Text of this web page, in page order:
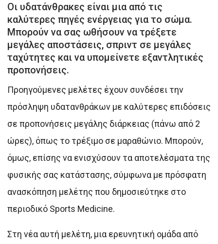
Οι υδατάνθρακες είναι μια από τις
καλύτερες πηγές ενέργειας για το σώμα.
Μπορούν να σας ωθήσουν να τρέξετε
μεγάλες αποστάσεις, σπριντ σε μεγάλες
ταχύτητες και να υπομείνετε εξαντλητικές
προπονήσεις.
Προηγούμενες μελέτες έχουν συνδέσει την
πρόσληψη υδατανθράκων με καλύτερες επιδόσεις
σε προπονήσεις μεγάλης διάρκειας (πάνω από 2
ώρες), όπως το τρέξιμο σε μαραθώνιο. Μπορούν,
όμως, επίσης να ενισχύσουν τα αποτελέσματα της
φυσικής σας κατάστασης, σύμφωνα με πρόσφατη
ανασκόπηση μελέτης που δημοσιεύτηκε στο
περιοδικό Sports Medicine.
Στη νέα αυτή μελέτη, μια ερευνητική ομάδα από